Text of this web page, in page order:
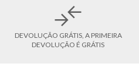
DEVOLUÇÃO GRÁTIS, A PRIMEIRA
DEVOLUÇÃO É GRÁTIS